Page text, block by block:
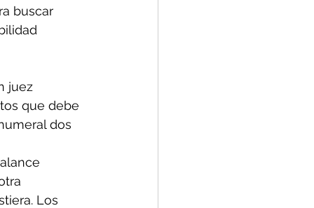
buscar
juez
que debe
dos
Los